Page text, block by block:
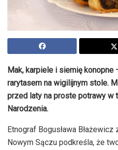
Mak, karpiele i siemię konopne
rarytasem na wigilijnym stole.
przed laty na proste potrawy w
Narodzenia.
Etnograf Bogusława
Nowym Sączu podkreśla, że